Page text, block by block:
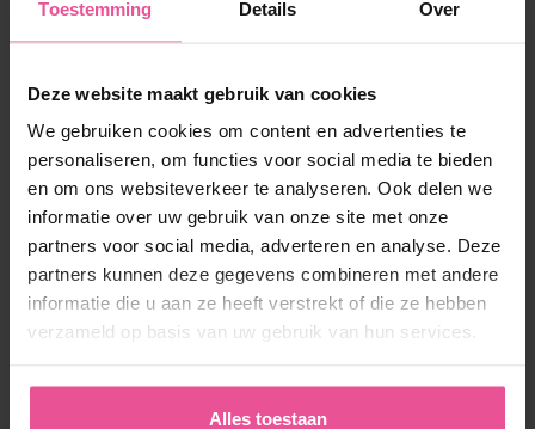
Toestemming Details Over
Deze website maakt gebruik van cookies
We gebruiken cookies om content en advertenties te
personaliseren, om functies voor social media te bieden
en om ons websiteverkeer te analyseren. Ook delen we
informatie over uw gebruik van onze site met onze
partners voor social media, adverteren en analyse. Deze
partners kunnen deze gegevens combineren met andere
informatie die u aan ze heeft verstrekt of die ze hebben
verzameld op basis van uw gebruik van hun services.
Alles toestaan
AirSculpt. (z.d.).
What is a Mini-BBL, and Is It Really
That Different?AirSculpt. Geraadpleegd van
and-is-it-really-that-different/
Vind u dit een
antwoord?
Deel met uw
vrienden
Deel Tweet